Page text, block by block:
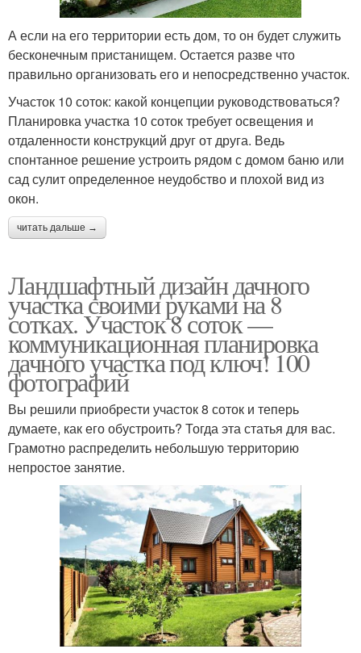
А если на его территории есть дом, то он будет служить
бесконечным пристанищем. Остается разве что
правильно организовать его и непосредственно участок.
Участок 10 соток: какой концепции руководствоваться?
Планировка участка 10 соток требует освещения и
отдаленности конструкций друг от друга. Ведь
спонтанное решение устроить рядом с домом баню или
сад сулит определенное неудобство и плохой вид из
окон.
читать дальше →
Ландшафтный дизайн дачного
участка своими руками на 8
сотках. Участок 8 соток —
коммуникационная планировка
дачного участка под ключ! 100
фотографий
Вы решили приобрести участок 8 соток и теперь
думаете, как его обустроить? Тогда эта статья для вас.
Грамотно распределить небольшую территорию
непростое занятие.